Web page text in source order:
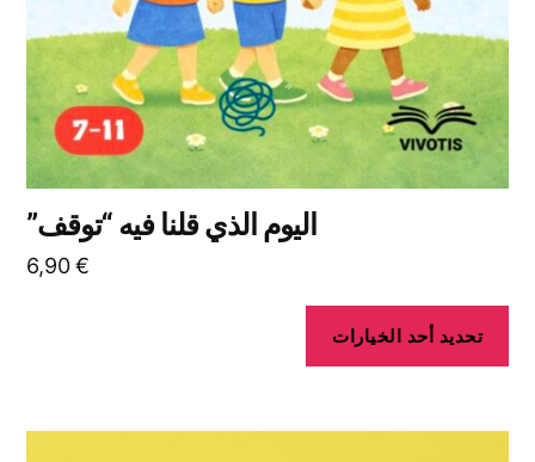
اليوم الذي قلنا فيه “توقف”
6,90€
تحديد أحد الخيارات
على
صفحة
المنتج